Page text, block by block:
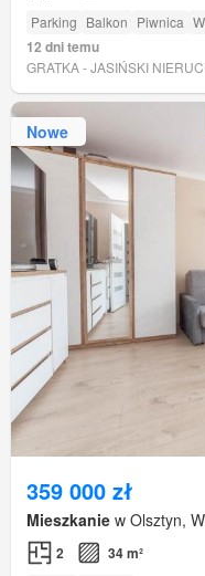
Parking Balkon Piwnica
12 dni temu
GRATKA - JASIŃSKI
Nowe
359 000 zł
Mieszkanie w Olsztyn,
2 34 m²